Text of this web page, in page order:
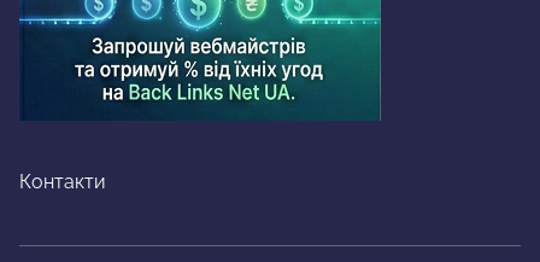
Контакти